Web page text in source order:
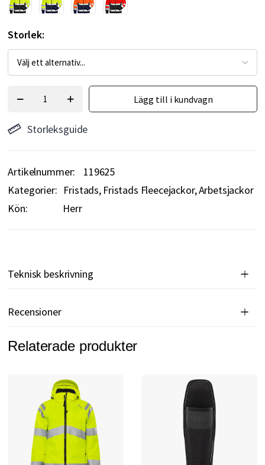
Storlek
Lägg till i kundvagn
Storleksguide
Artikelnummer
119625
Kategorier: Fristads Fristads Fleecejackor Arbetsjackor
Kön:
Herr
Teknisk beskrivning
Recensioner
Relaterade produkter